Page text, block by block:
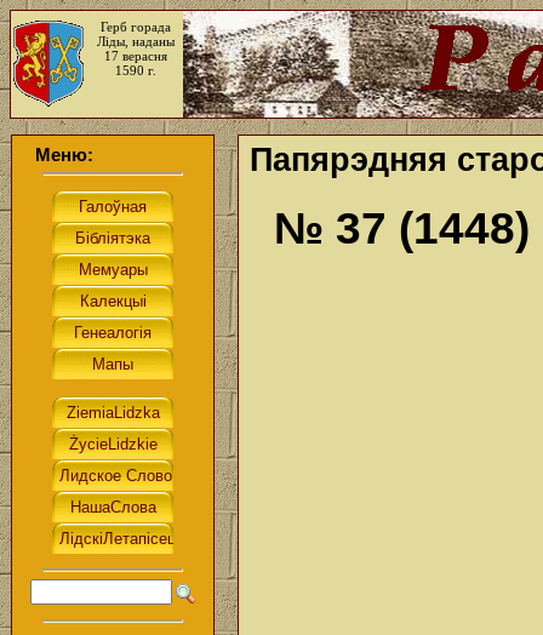
Герб горада
Ліды, наданы
17 верасня
1590 г.
Меню: Папярэдняя
№ 37 (1448)